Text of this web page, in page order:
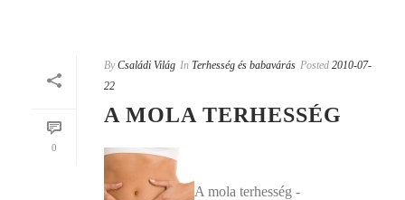
0
By Családi Világ In Terhesség és babavárás Posted 2010-07-
22
A MOLA TERHESSÉG
A mola terhesség -